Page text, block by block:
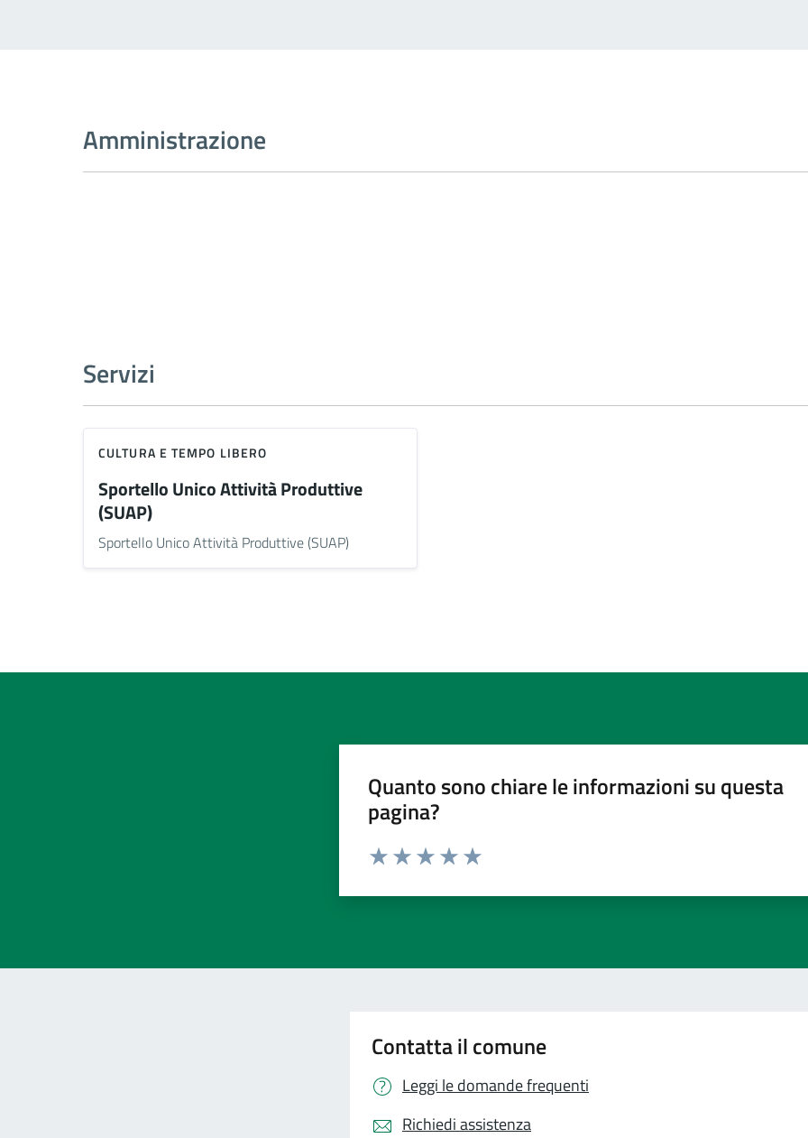
Amministrazione
Servizi
CULTURA E TEMPO LIBERO
Sportello Unico Attività Produttive
(SUAP)
Sportello Unico Attività Produttive (SUAP)
Quanto sono chiare le informazioni su questa
pagina?
Contatta il comune
Leggi le domande frequenti
Richiedi assistenza